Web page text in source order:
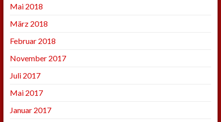
Mai 2018
März 2018
Februar 2018
November 2017
Juli 2017
Mai 2017
Januar 2017